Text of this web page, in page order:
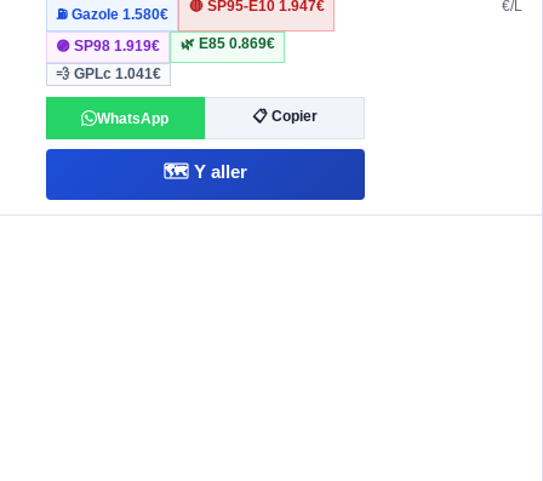
⛽ Gazole1.580€
🔴 SP95-E10 1.947€
🟣 SP981.919€ 🌿 E85 0.869€
💨 GPLc1.041€
WhatsApp 📋 Copier
🗺️ Y aller
€/L